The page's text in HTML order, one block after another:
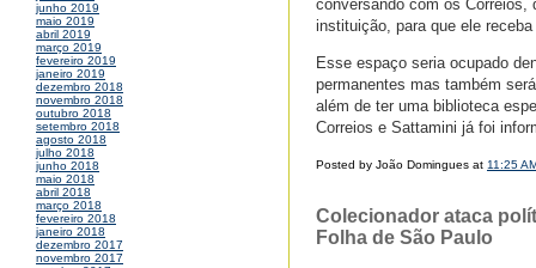
junho 2019
maio 2019
abril 2019
março 2019
fevereiro 2019
janeiro 2019
dezembro 2018
novembro 2018
outubro 2018
setembro 2018
agosto 2018
julho 2018
junho 2018
maio 2018
abril 2018
março 2018
fevereiro 2018
janeiro 2018
dezembro 2017
novembro 2017
conversando com os Correios,
instituição, para que ele
Esse espaço seria ocupado
permanentes mas também
além de ter uma biblioteca
Correios e Sattamini já foi
Posted by João Domingues at 11:25
Colecionador ataca
Folha de São Paulo